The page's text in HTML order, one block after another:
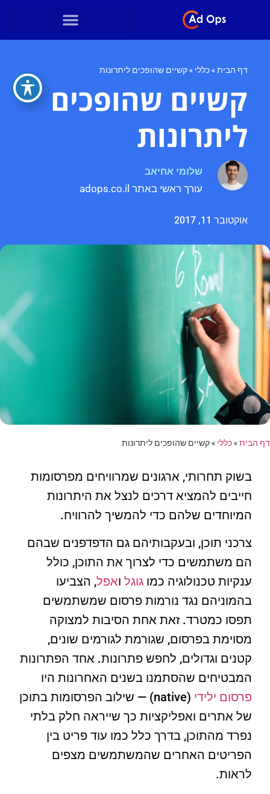
דף הבית»כללי »קשיים שהופכים ליתרונות
קשיים שהופכים
ליתרונות
שלומי אחיאב
עורך ראשי באתר adops.co.il
אוקטובר 11, 2017
דף הבית»כללי »קשיים שהופכים ליתרונות
בשוק תחרותי, ארגונים שמרוויחים מפרסומות
חייבים להמציא דרכים לנצל את היתרונות
המיוחדים שלהם כדי להמשיך להרוויח.
צרכני תוכן, ובעקבותיהם גם הדפדפנים שבהם
הם משתמשים כדי לצרוך את התוכן, כולל
ענקיות טכנולוגיה כמו גוגל ואפל, הצביעו
בהמוניהם נגד נורמות פרסום שמשתמשים
תפסו כמטרד. זאת אחת הסיבות למצוקה
מסוימת בפרסום, שגורמת לגורמים שונים,
קטנים וגדולים, לחפש פתרונות. אחד הפתרונות
המבטיחים שהסתמנו בשנים האחרונות היו
פרסום ילידי
(native) — שילוב הפרסומות בתוכן
של אתרים ואפליקציות כך שייראה חלק בלתי
נפרד מהתוכן, בדרך כלל כמו עוד פריט בין
הפריטים האחרים שהמשתמשים מצפים
לראות.